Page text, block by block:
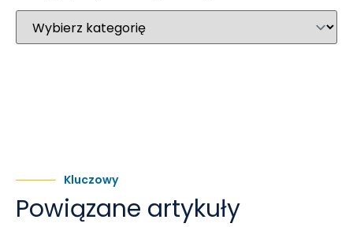
Kluczowy
Powiązane artykuły